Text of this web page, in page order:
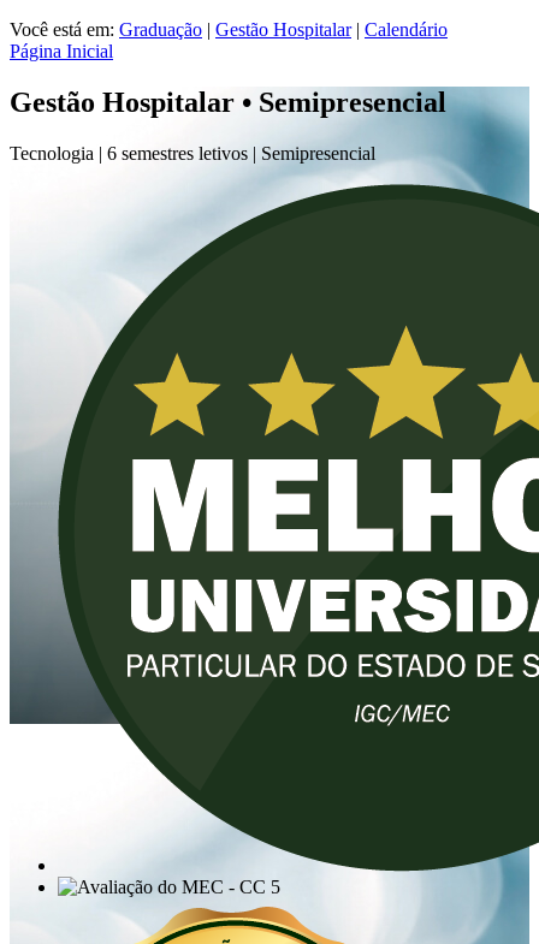
Você está em: Graduação | Gestão Hospitalar | Calendário
Página Inicial
Gestão Hospitalar • Semipresencial
Tecnologia | 6 semestres letivos | Semipresencial